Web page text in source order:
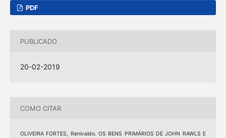
PDF
PUBLICADO
20-02-2019
COMO CITAR
OLIVEIRA FORTES, Renivaldo. OS BENS PRIMÁRIOS DE JOHN RAWLS E